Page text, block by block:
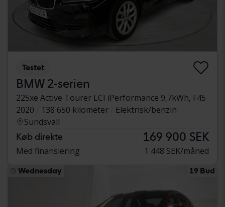
Testet
BMW 2-serien
225xe Active Tourer LCI iPerformance 9,7kWh, F45
2020
138 650 kilometer
Elektrisk/benzin
Sundsvall
Køb direkte 169 900 SEK
Med finansiering 1 448 SEK/måned
Wednesday 19 Bud